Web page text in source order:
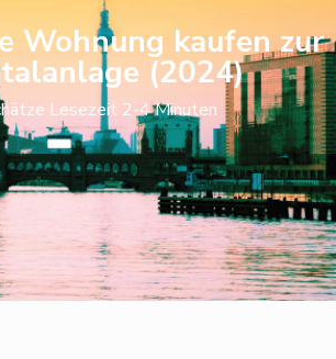
Wohnung kaufen zur
(2024)
Lesezeit 2-4 Minuten